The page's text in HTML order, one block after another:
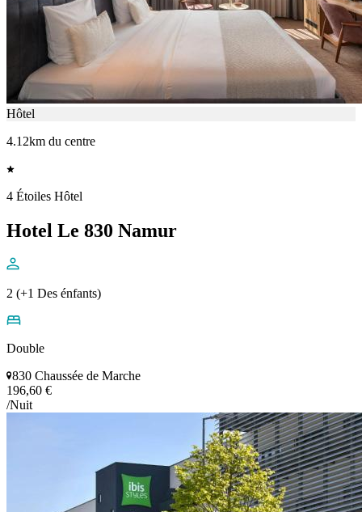
Hôtel
4.12km du centre
4 Étoiles Hôtel
Hotel Le 830 Namur
2 (+1 Des énfants)
Double
830 Chaussée de Marche
196,60 €
/Nuit